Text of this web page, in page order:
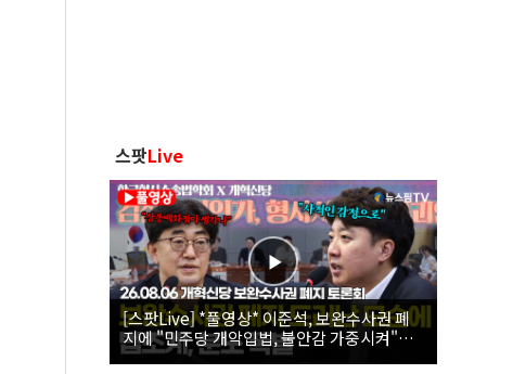
스팟Live
[스팟Live] *풀영상* 이준석, 보완수사권 폐
지에 "민주당 개악입법, 불안감 가중시켜"｜
26.08.06 개혁신당 보완수사권 폐지 토론회